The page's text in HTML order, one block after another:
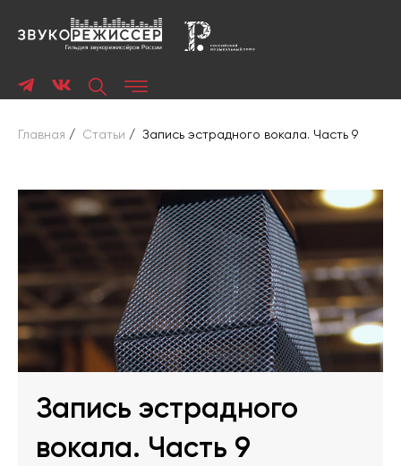
Главная / Статьи / Запись эстрадного вокала. Часть 9
Запись эстрадного
вокала. Часть 9